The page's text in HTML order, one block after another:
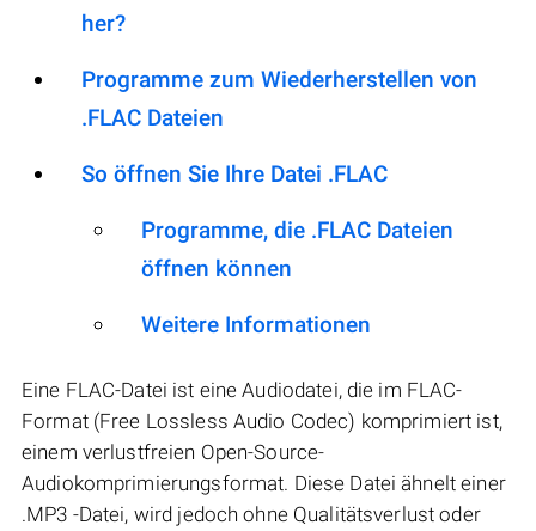
her?
Programme zum Wiederherstellen von
.FLAC Dateien
So öffnen Sie Ihre Datei .FLAC
Programme, die .FLAC Dateien
öffnen können
Weitere Informationen
Eine FLAC-Datei ist eine Audiodatei, die im FLAC-
Format (Free Lossless Audio Codec) komprimiert ist,
einem verlustfreien Open-Source-
Audiokomprimierungsformat. Diese Datei ähnelt einer
.MP3 -Datei, wird jedoch ohne Qualitätsverlust oder